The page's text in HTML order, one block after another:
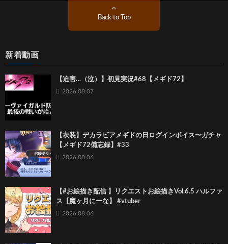
Back to Top
新着動画
【迫害…（泣）】初見実況#68【メギド72】
2026.08.07
【衣装】デカラビアメギドの日ログインボイス〜ガチャ
【メギド72備忘録】#33
2026.08.06
【#お絵描き配信 】リクエストお絵描きVol.6.5 ハルファ
ス【魔ヶ月にーな】 #vtuber
2026.08.06